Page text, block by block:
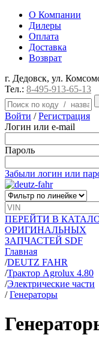
О Компании
Дилеры
Оплата
Доставка
Возврат
г. Дедовск, ул.
Тел.: 8-495-913-65-13
Войти / Регистрация
Логин или e-mail
Пароль
Забыли логин или
ПЕРЕЙТИ В
ОРИГИНАЛЬНЫХ
ЗАПЧАСТЕЙ SDF
Главная
/DEUTZ FAHR
/Трактор Agrolux 4.80
/Электрические части
/ Генераторы